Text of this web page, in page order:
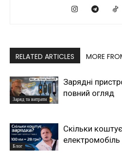
RELATED ARTICLES MORE
Заряд та витрати
Зарядні
повний огляд
Блог
Скільки
електромобіль